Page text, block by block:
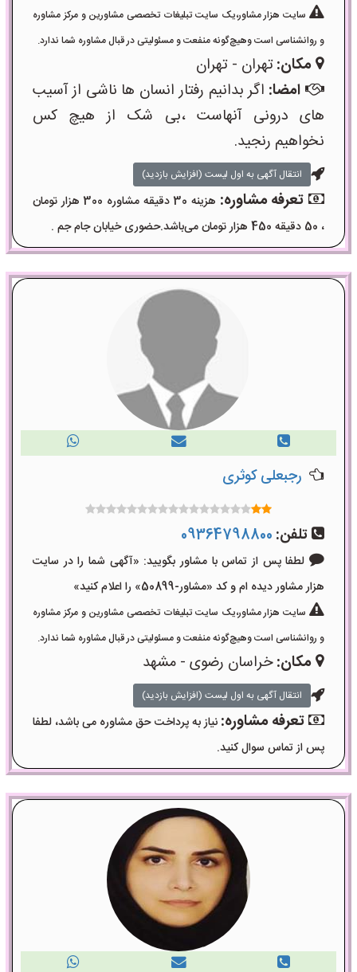
سایت هزار مشاور،یک سایت تبلیغات تخصصی مشاورین و مرکز مشاوره
و روانشناسی است وهیچ‌گونه منفعت و مسئولیتی در قبال مشاوره شما ندارد.
مکان:تهران - تهران
امضا: اگر بدانیم رفتار انسان ها ناشی از آسیب
های درونی آنهاست ،بی شک از هیچ کس
نخواهیم رنجید.
انتقال آگهی به اول لیست (افزایش بازدید)
تعرفه مشاوره:
هزینه 30 دقیقه مشاوره 300 هزار تومان
، 50 دقیقه 450 هزار تومان می‌باشد.حضوری خیابان جام جم .
رجبعلی کوثری
تلفن: 09364798800
لطفا پس از تماس با مشاور بگویید: «آگهی شما را در سایت
هزار مشاور دیده ام و کد «مشاور-50899» را اعلام کنید»
سایت هزار مشاور،یک سایت تبلیغات تخصصی مشاورین و مرکز مشاوره
و روانشناسی است وهیچ‌گونه منفعت و مسئولیتی در قبال مشاوره شما ندارد.
مکان:خراسان رضوی - مشهد
انتقال آگهی به اول لیست (افزایش بازدید)
تعرفه مشاوره:نیاز به پرداخت حق مشاوره می باشد، لطفا
پس از تماس سوال کنید.